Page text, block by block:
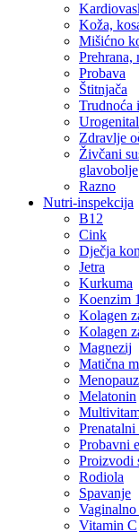
Koža,
Mišićno
Prehrana,
Probava
Štitnjača
Trudnoća
Zdravlje
Živčani
glavobolje
Razno
Nutri-inspekcija
B12
Cink
Dječja
Jetra
Kurkuma
Koenzim
Kolagen
Kolagen
Magnezij
Matična
Melatonin
Probavni
Proizvodi
Rodiola
Spavanje
Vitamin C